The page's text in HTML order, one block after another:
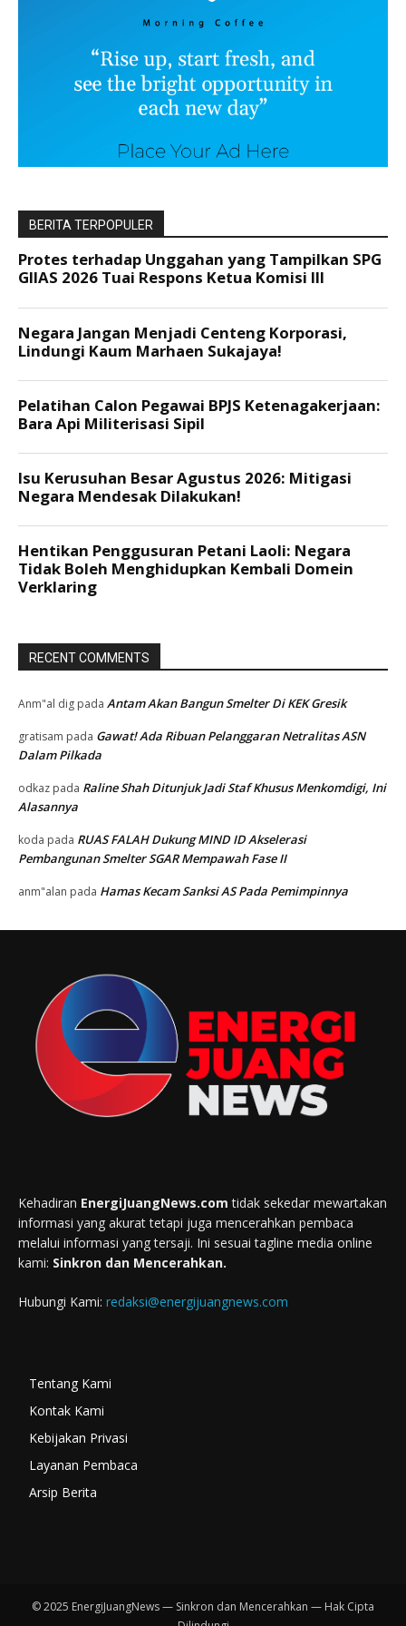
BERITA TERPOPULER
RECENT COMMENTS
Anm"al dig pada Antam Akan Bangun Smelter Di KEK Gresik
gratisam pada Gawat! Ada Ribuan Pelanggaran Netralitas ASN
Dalam Pilkada
odkaz pada Raline Shah Ditunjuk Jadi Staf Khusus Menkomdigi, Ini
Alasannya
koda pada RUAS FALAH Dukung MIND ID Akselerasi
Pembangunan Smelter SGAR Mempawah Fase II
anm"alan pada Hamas Kecam Sanksi AS Pada Pemimpinnya
Kehadiran EnergiJuangNews.com tidak sekedar mewartakan
informasi yang akurat tetapi juga mencerahkan pembaca
melalui informasi yang tersaji. Ini sesuai tagline media online
kami: Sinkron dan Mencerahkan.
Hubungi Kami: redaksi@energijuangnews.com
Tentang Kami
Kontak Kami
Kebijakan Privasi
Layanan Pembaca
Arsip Berita
© 2025 EnergiJuangNews — Sinkron dan Mencerahkan — Hak Cipta